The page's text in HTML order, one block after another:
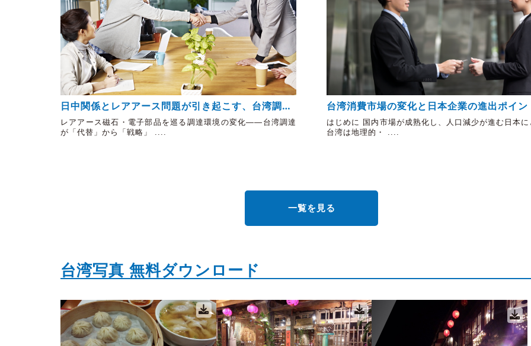
日中関係とレアアース問題が引き起こす、台湾調達
シフトの加速
レアアース磁石・電子部品を巡る調達環境の変化――台湾調達
が「代替」から「戦略」 ....
台湾消費市場の変化と日本企業の進出ポイン
はじめに 国内市場が成熟化し、人口減少が進む日本
台湾は地理的・ ....
一覧を見る
台湾写真 無料ダウンロード